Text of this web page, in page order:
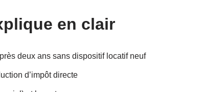
en clair
deux ans sans dispositif locatif neuf
d’impôt directe